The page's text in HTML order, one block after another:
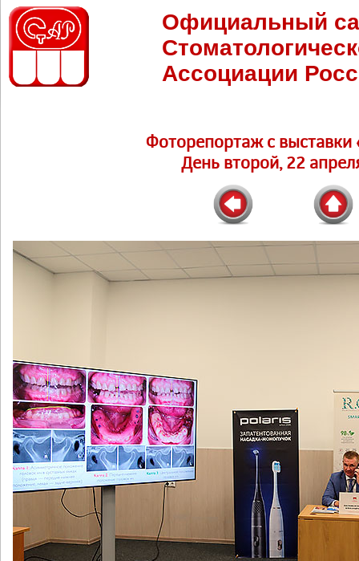
Официальный
Ассоциации
Фоторепортаж c выставки
День второй, 22